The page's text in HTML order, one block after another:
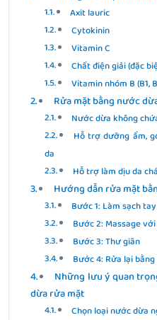
Axit lauric
Cytokinin
Vitamin C
Chất điện giải (đặc
Vitamin nhóm B (B1,
Rửa mặt bằng nước
Nước dừa không
Hỗ trợ dưỡng ẩm,
da
Hỗ trợ làm dịu da
Hướng dẫn rửa mặt
Bước 1: Làm sạch
Bước 2: Massage
Bước 3: Thư giãn
Bước 4: Rửa lại
Những lưu ý quan
dừa rửa mặt
Chọn loại nước dừa